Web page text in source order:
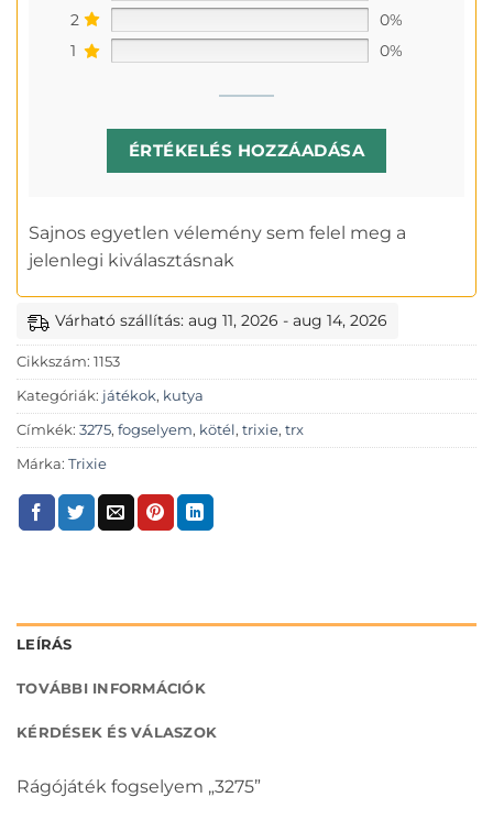
2
0%
1
0%
ÉRTÉKELÉS HOZZÁADÁSA
Sajnos egyetlen vélemény sem felel meg a
jelenlegi kiválasztásnak
Várható szállítás: aug 11, 2026 - aug 14, 2026
Cikkszám: 1153
Kategóriák: játékok, kutya
Címkék: 3275, fogselyem, kötél, trixie, trx
Márka: Trixie
LEÍRÁS
TOVÁBBI INFORMÁCIÓK
KÉRDÉSEK ÉS VÁLASZOK
Rágójáték fogselyem „3275”